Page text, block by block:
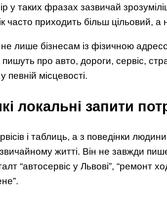
у таких фразах зазвичай
часто приходить більш цільовий, а
лише бізнесам із фізичною
пишуть про авто, дороги, сервіс,
певній місцевості.
локальні запити
і таблиць, а з поведінки
житті. Він не завжди пише
“автосервіс у Львові”, “ремонт